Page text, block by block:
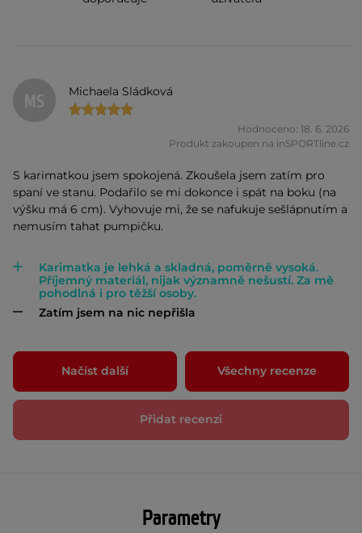
MS Michaela Sládková
Hodnoceno: 18. 6. 2026
Produkt zakoupen na inSPORTline.cz
S karimatkou jsem spokojená. Zkoušela jsem zatím pro
spaní ve stanu. Podařilo se mi dokonce i spát na boku (na
výšku má 6 cm). Vyhovuje mi, že se nafukuje sešlápnutím a
nemusím tahat pumpičku.
Karimatka je lehká a skladná, poměrně vysoká.
Příjemný materiál, nijak významně nešustí. Za mě
pohodlná i pro těžší osoby.
Zatím jsem na nic nepřišla
Načíst další Všechny recenze
Přidat recenzi
Parametry